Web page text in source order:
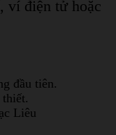
ví điện tử hoặc
đầu tiên.
Liêu